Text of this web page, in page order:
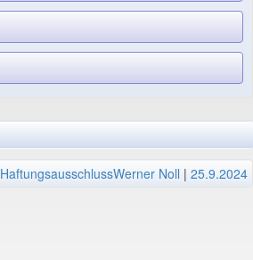
HaftungsausschlussWerner Noll | 25.9.2024